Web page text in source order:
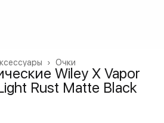
Очки
›
Wiley X Vapor
Rust Matte Black